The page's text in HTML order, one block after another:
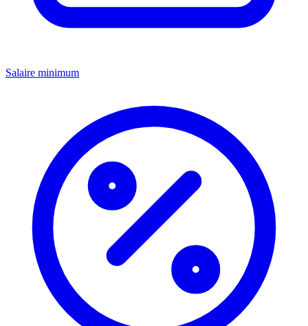
Salaire minimum